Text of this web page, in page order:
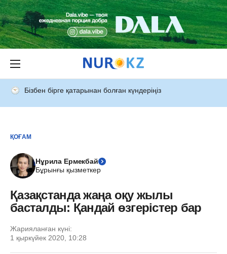
Бізбен бірге қатарынан болған күндеріңіз
ҚОҒАМ
Нұрила Ермекбай
Бұрынғы қызметкер
Қазақстанда жаңа оқу жылы
басталды: Қандай өзгерістер бар
Жарияланған күні:
1 қыркүйек 2020, 10:28